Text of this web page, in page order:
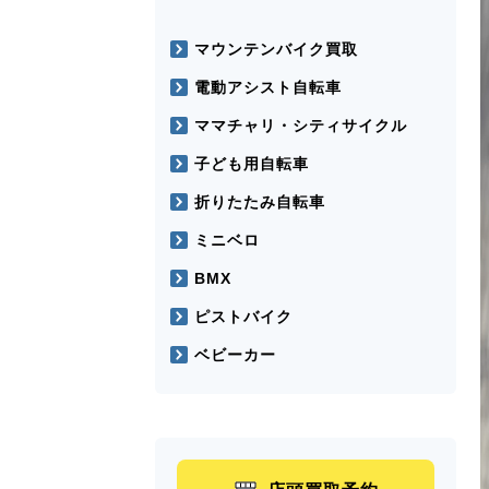
マウンテンバイク買取
電動アシスト自転車
ママチャリ・シティサイクル
子ども用自転車
折りたたみ自転車
ミニベロ
BMX
ピストバイク
ベビーカー